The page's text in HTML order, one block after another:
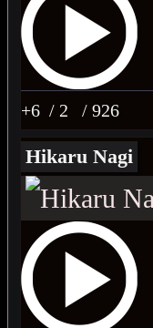
+6 / 2 / 926
Hikaru Nagi